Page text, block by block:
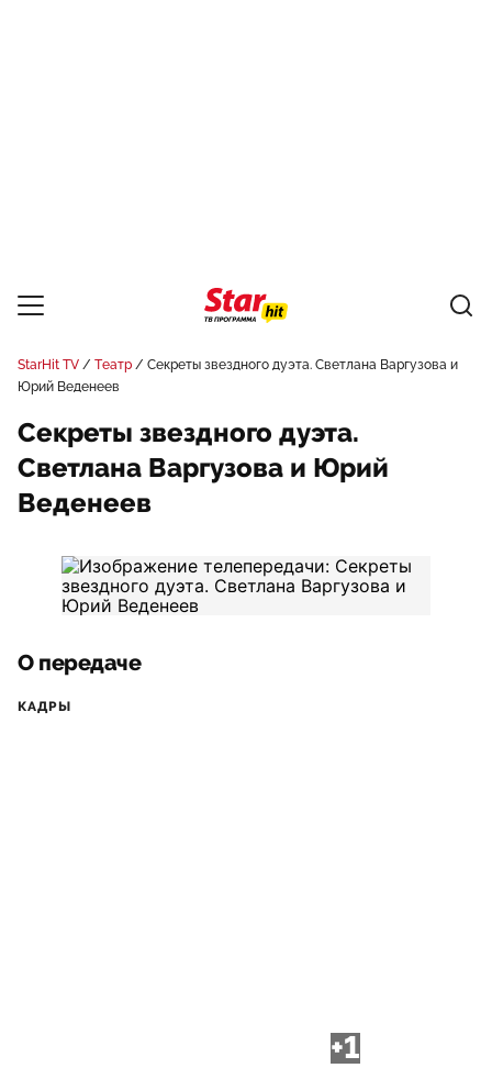
StarHit TV Театр
Секреты звездного дуэта. Светлана Варгузова и
Юрий Веденеев
Секреты звездного дуэта.
Светлана Варгузова и Юрий
Веденеев
О передаче
КАДРЫ
+1